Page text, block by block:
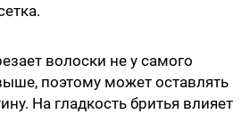
волоски не у самого
поэтому может оставлять
На гладкость бритья влияет